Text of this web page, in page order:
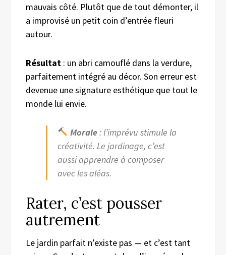
mauvais côté. Plutôt que de tout démonter, il
a improvisé un petit coin d’entrée fleuri
autour.
Résultat : un abri camouflé dans la verdure,
parfaitement intégré au décor. Son erreur est
devenue une signature esthétique que tout le
monde lui envie.
Morale: l’imprévu stimule la
créativité. Le jardinage, c’est
aussi apprendre à composer
avec les aléas.
Rater, c’est pousser
autrement
Le jardin parfait n’existe pas — et c’est tant